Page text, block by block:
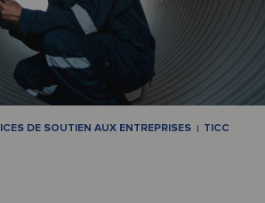
DE SOUTIEN AUX ENTREPRISES TICC